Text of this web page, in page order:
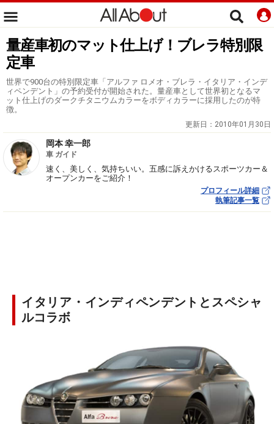
量産車初のマット仕上げ！ブレラ特別限
定車
世界で900台の特別限定車「アルファ ロメオ・ブレラ・イタリア・インデ
ィペンデント」の予約受付が開始された。量産車として世界初となるマ
ット仕上げのダークチタニウムカラーをボディカラーに採用したのが特
徴。
更新日： 2010年01月30日
岡本 幸一郎
車 ガイド
速く、美しく、気持ちいい。五感に訴えかけるスポーツカー＆
オープンカーをご紹介！
プロフィール詳細
執筆記事一覧
イタリア・インディペンデントとスペシャ
ルコラボ